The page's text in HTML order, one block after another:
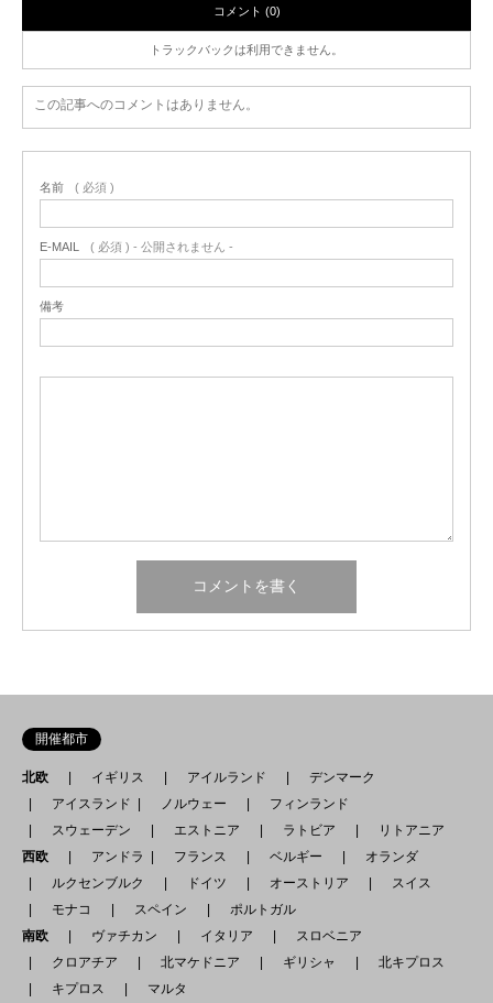
コメント (0)
トラックバックは利用できません。
この記事へのコメントはありません。
名前 ( 必須 )
E-MAIL ( 必須 ) - 公開されません -
備考
開催都市
北欧 イギリス アイルランド
デンマーク
アイスランド
ノルウェー
フィンランド
スウェーデン
エストニア ラトビア
リトアニア
西欧
アンドラ フランス ベルギー
オランダ
ルクセンブルク
ドイツ オーストリア
スイス
モナコ
スペイン
ポルトガル
南欧
ヴァチカン イタリア
スロベニア
クロアチア
北マケドニア ギリシャ
北キプロス
キプロス
マルタ